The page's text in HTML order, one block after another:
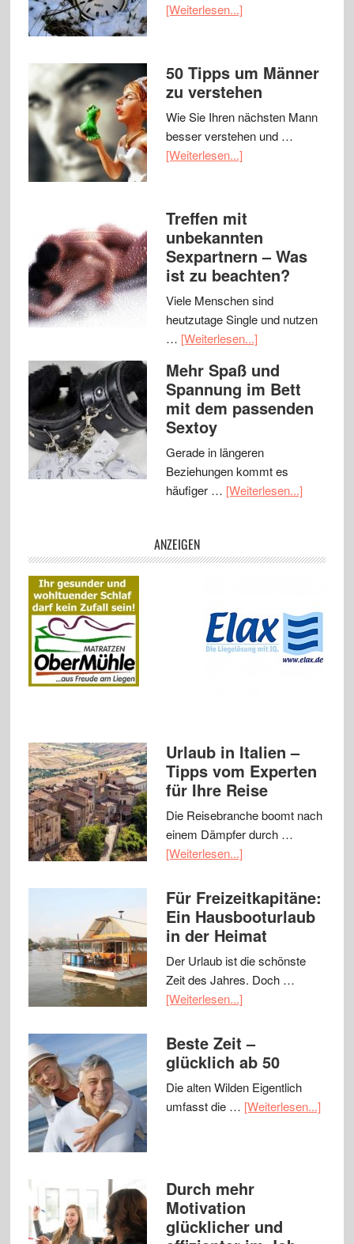
[Weiterlesen...]
50 Tipps um Männer
zu verstehen
Wie Sie Ihren nächsten Mann
besser verstehen und …
[Weiterlesen...]
Treffen mit
unbekannten
Sexpartnern – Was
ist zu beachten?
Viele Menschen sind
heutzutage Single und nutzen
… [Weiterlesen...]
Mehr Spaß und
Spannung im Bett
mit dem passenden
Sextoy
Gerade in längeren
Beziehungen kommt es
häufiger … [Weiterlesen...]
ANZEIGEN
Urlaub in Italien –
Tipps vom Experten
für Ihre Reise
Die Reisebranche boomt nach
einem Dämpfer durch …
[Weiterlesen...]
Für Freizeitkapitäne:
Ein Hausbooturlaub
in der Heimat
Der Urlaub ist die schönste
Zeit des Jahres. Doch …
[Weiterlesen...]
Beste Zeit –
glücklich ab 50
Die alten Wilden Eigentlich
umfasst die … [Weiterlesen...]
Durch mehr
Motivation
glücklicher und